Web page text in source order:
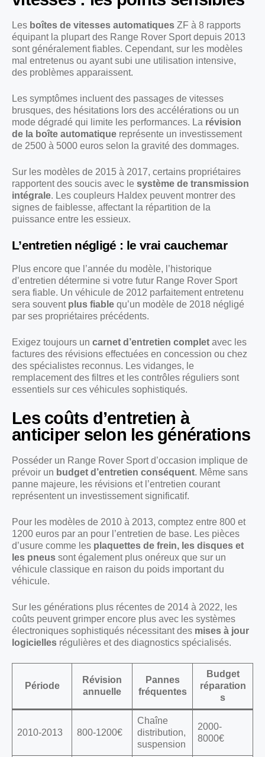
Les boîtes de vitesses automatiques ZF à 8 rapports
équipant la plupart des Range Rover Sport depuis 2013
sont généralement fiables. Cependant, sur les modèles
mal entretenus ou ayant subi une utilisation intensive,
des problèmes apparaissent.
Les symptômes incluent des passages de vitesses
brusques, des hésitations lors des accélérations ou un
mode dégradé qui limite les performances. La révision
de la boîte automatique représente un investissement
de 2500 à 5000 euros selon la gravité des dommages.
Sur les modèles de 2015 à 2017, certains propriétaires
rapportent des soucis avec le système de transmission
intégrale. Les coupleurs Haldex peuvent montrer des
signes de faiblesse, affectant la répartition de la
puissance entre les essieux.
L’entretien négligé : le vrai cauchemar
Plus encore que l’année du modèle, l’historique
d’entretien détermine si votre futur Range Rover Sport
sera fiable. Un véhicule de 2012 parfaitement entretenu
sera souvent plus fiable qu’un modèle de 2018 négligé
par ses propriétaires précédents.
Exigez toujours un carnet d’entretien complet avec les
factures des révisions effectuées en concession ou chez
des spécialistes reconnus. Les vidanges, le
remplacement des filtres et les contrôles réguliers sont
essentiels sur ces véhicules sophistiqués.
Les coûts d’entretien à
anticiper selon les générations
Posséder un Range Rover Sport d’occasion implique de
prévoir un budget d’entretien conséquent. Même sans
panne majeure, les révisions et l’entretien courant
représentent un investissement significatif.
Pour les modèles de 2010 à 2013, comptez entre 800 et
1200 euros par an pour l’entretien de base. Les pièces
d’usure comme les plaquettes de frein, les disques et
les pneus sont également plus onéreux que sur un
véhicule classique en raison du poids important du
véhicule.
Sur les générations plus récentes de 2014 à 2022, les
coûts peuvent grimper encore plus avec les systèmes
électroniques sophistiqués nécessitant des mises à jour
logicielles régulières et des diagnostics spécialisés.
Période
Révision
annuelle
Pannes
fréquentes
Budget
réparation
s
2010-2013 800-1200€
Chaîne
distribution,
suspension
2000-
8000€